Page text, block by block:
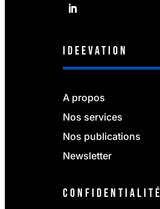
IDEEVATION
A propos
Nos services
Nos publications
Newsletter
Confidentialité